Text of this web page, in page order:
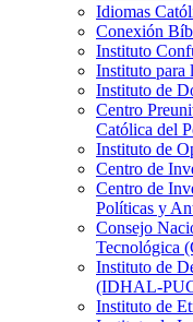
Idiomas
Conexión
Instituto
Instituto para
Instituto de
Centro
Católica del
Instituto de
Centro de
Centro de
Políticas y
Consejo
Tecnológica
Instituto de
(IDHAL-
Instituto de